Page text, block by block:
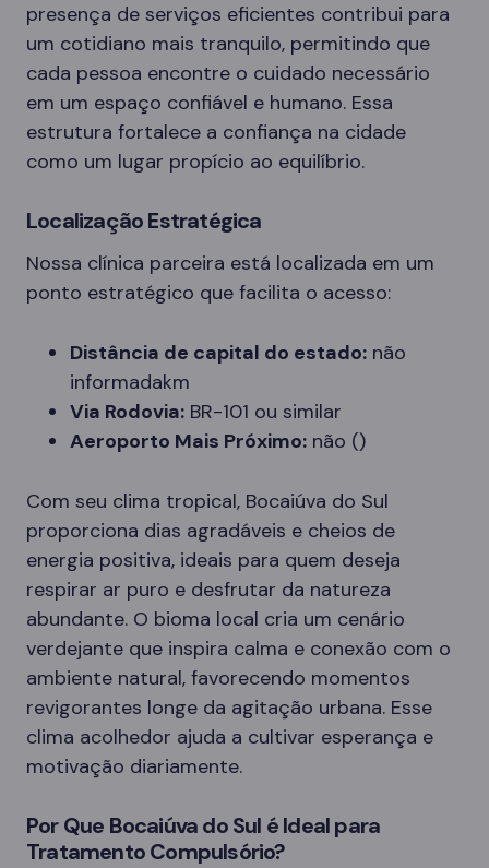
presença de serviços eficientes contribui para
um cotidiano mais tranquilo, permitindo que
cada pessoa encontre o cuidado necessário
em um espaço confiável e humano. Essa
estrutura fortalece a confiança na cidade
como um lugar propício ao equilíbrio.
Localização Estratégica
Nossa clínica parceira está localizada em um
ponto estratégico que facilita o acesso:
Distância de capital do estado: não
informadakm
Via Rodovia: BR-101 ou similar
Aeroporto Mais Próximo: não ()
Com seu clima tropical, Bocaiúva do Sul
proporciona dias agradáveis e cheios de
energia positiva, ideais para quem deseja
respirar ar puro e desfrutar da natureza
abundante. O bioma local cria um cenário
verdejante que inspira calma e conexão com o
ambiente natural, favorecendo momentos
revigorantes longe da agitação urbana. Esse
clima acolhedor ajuda a cultivar esperança e
motivação diariamente.
Por Que Bocaiúva do Sul é Ideal para
Tratamento Compulsório?